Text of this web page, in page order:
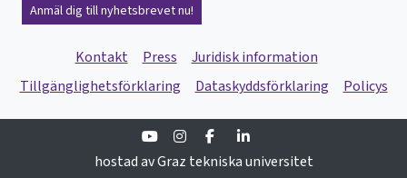
Anmäl dig till nyhetsbrevet nu!
Kontakt Press
Juridisk information
Tillgänglighetsförklaring
Dataskyddsförklaring Policys
YoutubeInstagramFacebook
hostad av Graz tekniska universitet